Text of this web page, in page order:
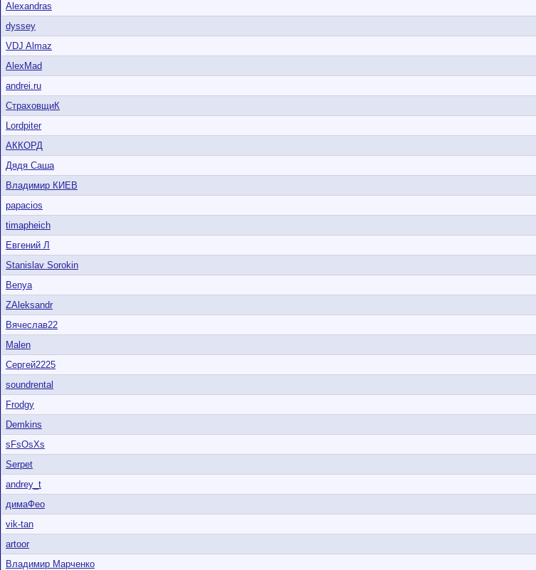
Alexandras
dyssey
VDJ Almaz
AlexMad
andrei.ru
СтраховщиК
Lordpiter
АККОРД
Дядя Саша
Владимир КИЕВ
papacios
timapheich
Евгений Л
Stanislav Sorokin
Benya
ZAleksandr
Вячеслав22
Malen
Сергей2225
soundrental
Frodgy
Demkins
sFsOsXs
Serpet
andrey_t
димаФео
vik-tan
artoor
Владимир Марченко